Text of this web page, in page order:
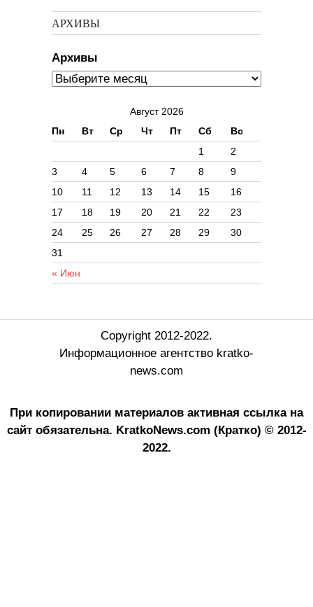
АРХИВЫ
Архивы
Август 2026
Пн
Вт Ср Чт Пт Сб Вс
« Июн
1
2
3
4 5 6 7 8
9
10
11 12 13 14 15
16
17
18 19 20 21 22
23
24
25 26 27 28 29
30
31
Copyright 2012-2022.
Информационное агентство kratko-
news.com
При копировании материалов активная ссылка на
сайт обязательна. KratkoNews.com (Кратко) © 2012-
2022.